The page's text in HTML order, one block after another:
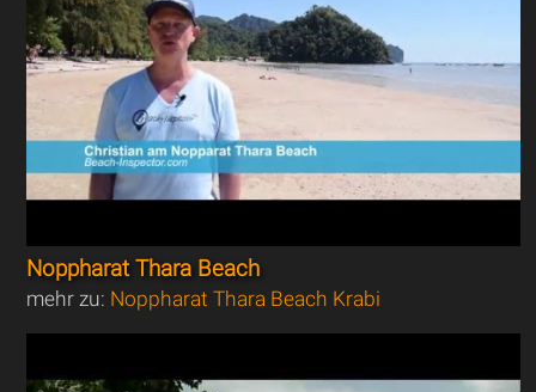
Noppharat Thara Beach
mehr zu: Noppharat Thara Beach Krabi